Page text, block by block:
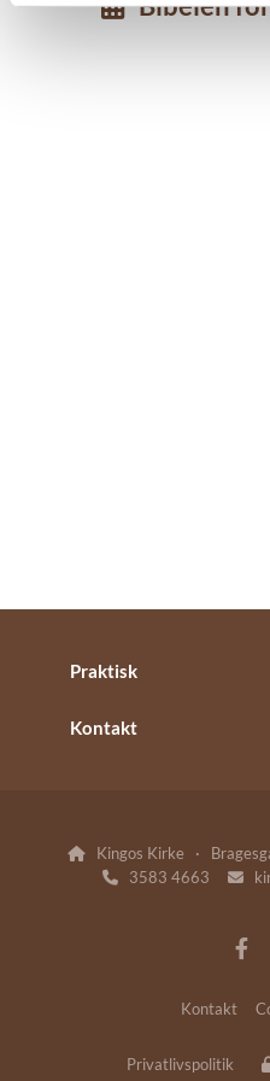

Praktisk
Kontakt
Kingos Kirke ·
3583 4663 
Kontakt
Privatlivspolitik